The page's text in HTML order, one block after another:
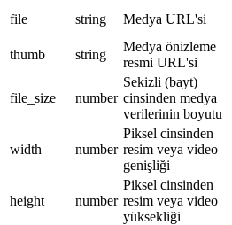
file string Medya URL'si
thumb
string
Medya önizleme
resmi URL'si
file_size number
Sekizli (bayt)
cinsinden medya
verilerinin boyutu
width number
Piksel cinsinden
resim veya video
genişliği
height number
Piksel cinsinden
resim veya video
yüksekliği